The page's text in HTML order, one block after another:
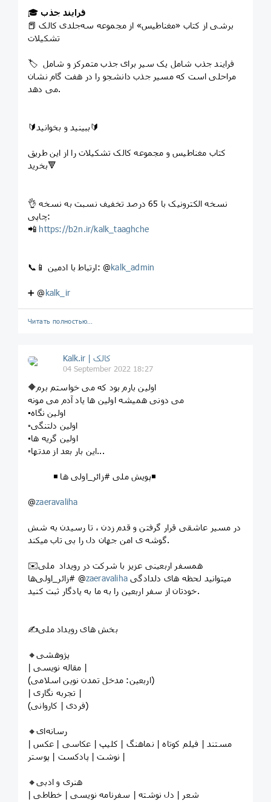
🎓 فرایند جذب
📕 برشی از کتاب «مغناطیس» از مجموعه سه‌جلدی کالک
تشکیلات
🏷️ فرایند جذب شامل یک سیر برای جذب متمرکز و شامل
مراحلی است که مسیر جذب دانشجو را در هفت گام نشان
می دهد.
🔰ببینید و بخوانید🔰
کتاب مغناطیس و مجموعه کالک تشکیلات را از این طریق
بخرید🔻
👌 نسخه الکترونیک با 65 درصد تخفیف نسبت به نسخه
چاپی:
📲 https://b2n.ir/kalk_taaghche
📞📱 ارتباط با ادمین: @kalk_admin
➕ @kalk_ir
Читать полностью…
Kalk.ir | کالک
04 September 2022 18:27
🔶اولین بارم بود که می خواستم برم
می دونی همیشه اولین ها یاد آدم می مونه
▪️اولین نگاه
▫️اولین دلتنگی
▪️اولین گریه ها
▫️این بار بعد از مدتها...
◾ پویش ملی #زائر_اولی ها◾
@zaeravaliha
در مسیر عاشقی قرار گرفتن و قدم زدن ، تا رسیدن به شش
گوشه ی امن جهان دل را بی تاب میکند.
✉️همسفر اربعینی عزیز با شرکت در رویداد ملی
#زائر‌_اولی‌ها @zaeravaliha میتوانید لحظه های‌ دلدادگی
خودتان از سفر اربعین را به ما به یادگار ثبت کنید.
✍️بخش های رویداد ملی
🔸پژوهشی
| مقاله نویسی |
(اربعین: مدخل تمدن نوین اسلامی)
| تجربه نگاری |
(فردی | کاروانی)
🔸رسانه‌ای
| مستند | فیلم کوتاه | نماهنگ | کلیپ | عکاسی | عکس
نوشت | پادکست | پوستر |
🔸هنری‌ و‌ ادبی
| شعر | دل نوشته | سفرنامه نویسی | خطاطی